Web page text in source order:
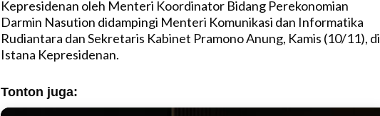
Kepresidenan oleh Menteri Koordinator Bidang Perekonomian
Darmin Nasution didampingi Menteri Komunikasi dan Informatika
Rudiantara dan Sekretaris Kabinet Pramono Anung, Kamis (10/11), di
Istana Kepresidenan.
Tonton juga: